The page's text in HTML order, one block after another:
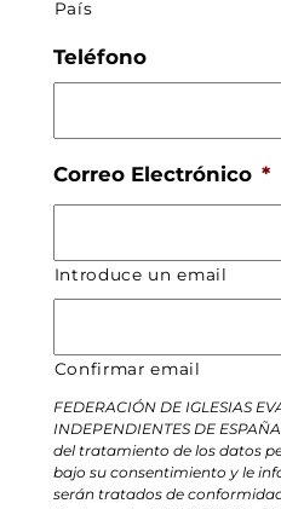
País
Teléfono
Correo Electrónico *
Introduce un email
Confirmar email
FEDERACIÓN DE IGLESIAS
INDEPENDIENTES DE
del tratamiento de los datos
bajo su consentimiento y le
serán tratados de